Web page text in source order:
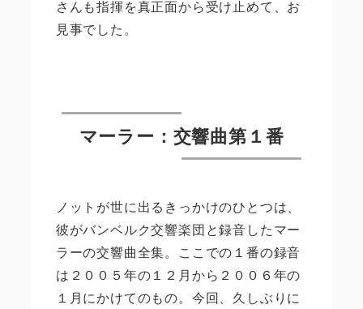
さんも指揮を真正面から受け止めて、お
見事でした。
マーラー：交響曲第１番
ノットが世に出るきっかけのひとつは、
彼がバンベルク交響楽団と録音したマー
ラーの交響曲全集。ここでの１番の録音
は２００５年の１２月から２００６年の
１月にかけてのもの。今回、久しぶりに